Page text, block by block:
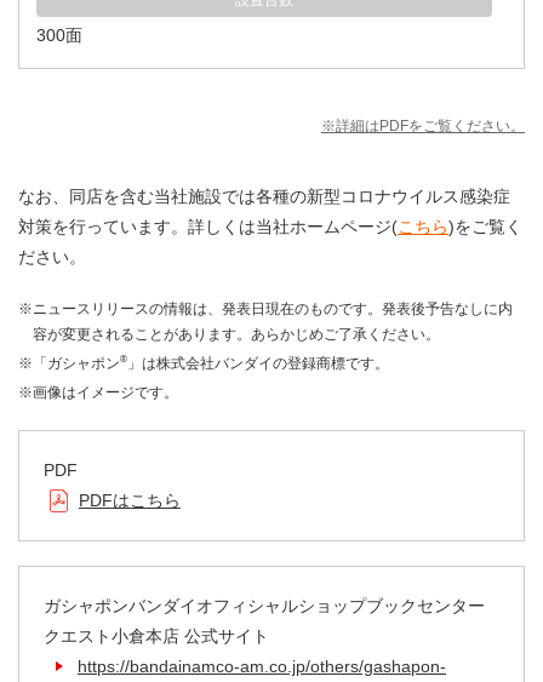
300面
※詳細はPDFをご覧ください。
なお、同店を含む当社施設では各種の新型コロナウイルス感染症
対策を行っています。詳しくは当社ホームページ(こちら)をご覧く
ださい。
※ニュースリリースの情報は、発表日現在のものです。発表後予告なしに内
容が変更されることがあります。あらかじめご了承ください。
※「ガシャポン® 」は株式会社バンダイの登録商標です。
※画像はイメージです。
PDF
PDFはこちら
ガシャポンバンダイオフィシャルショップブックセンター
クエスト小倉本店 公式サイト
https://bandainamco-am.co.jp/others/gashapon-